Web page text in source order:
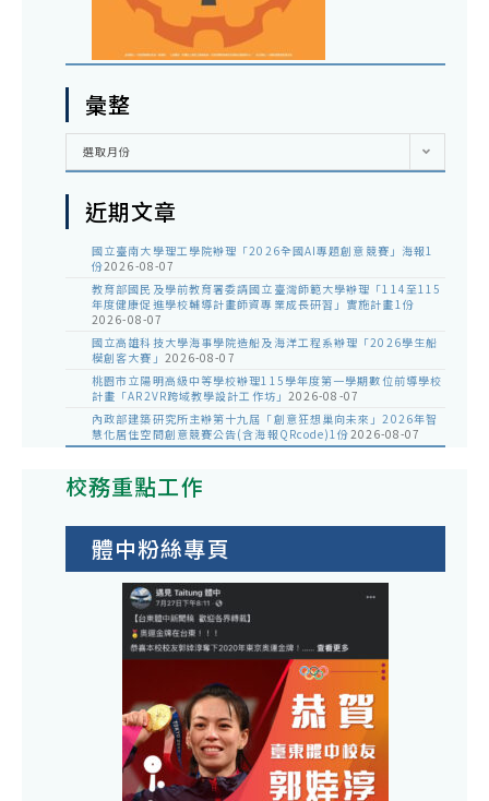
彙整
彙
選取月份
近期文章
國立臺南大學理工學院辦理「2026全國AI專題創意競賽」海報1
份2026-08-07
教育部國民及學前教育署委請國立臺灣師範大學辦理「114至115
年度健康促進學校輔導計畫師資專業成長研習」實施計畫1份
2026-08-07
國立高雄科技大學海事學院造船及海洋工程系辦理「2026學生船
模創客大賽」 2026-08-07
桃園市立陽明高級中等學校辦理115學年度第一學期數位前導學校
計畫「AR2VR跨域教學設計工作坊」 2026-08-07
內政部建築研究所主辦第十九屆「創意狂想巢向未來」2026年智
慧化居住空間創意競賽公告(含海報QRcode)1份2026-08-07
校務重點工作
體中粉絲專頁